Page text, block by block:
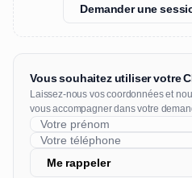
Demander une
Vous souhaitez utiliser votre
Laissez-nous vos coordonnées et
vous accompagner dans votre
Me rappeler